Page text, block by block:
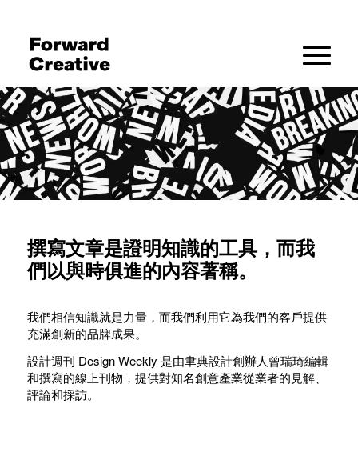
撰寫文章是證明知識的工具，而我
們以與時俱進的內容著稱。
我們相信知識就是力量，而我們利用它為我們的客戶提供
充滿創新的品牌成果。
設計週刊 Design Weekly 是由聿典設計創辦人曾瑞琦編輯
和撰寫的線上刊物，提供對知名創意產業從業者的見解、
評論和採訪。